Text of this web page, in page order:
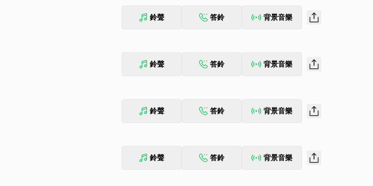
鈴聲 答鈴 背景音樂
鈴聲 答鈴 背景音樂
鈴聲 答鈴 背景音樂
鈴聲 答鈴 背景音樂